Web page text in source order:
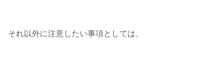
それ以外に注意したい事項としては、